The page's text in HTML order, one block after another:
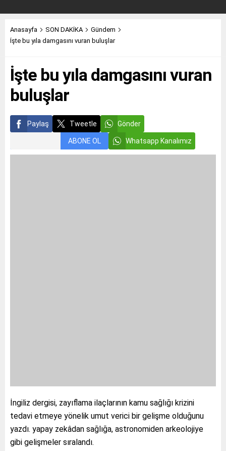
Anasayfa SON DAKİKA
Gündem
İşte bu yıla damgasını vuran buluşlar
İşte bu yıla damgasını vuran
buluşlar
Paylaş Tweetle Gönder
ABONE OL Whatsapp Kanalımız
İngiliz dergisi, zayıflama ilaçlarının kamu sağlığı krizini
tedavi etmeye yönelik umut verici bir gelişme olduğunu
yazdı. yapay zekâdan sağlığa, astronomiden arkeolojiye
gibi gelişmeler sıralandı.